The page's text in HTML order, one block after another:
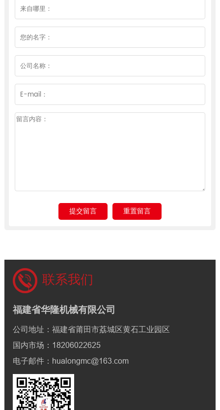
联系我们
福建省华隆机械有限公司
公司地址：福建省莆田市荔城区黄石工业园区
国内市场：18206022625
电子邮件：hualongmc@163.com